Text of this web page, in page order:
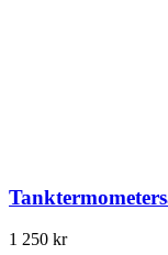
1 250 kr